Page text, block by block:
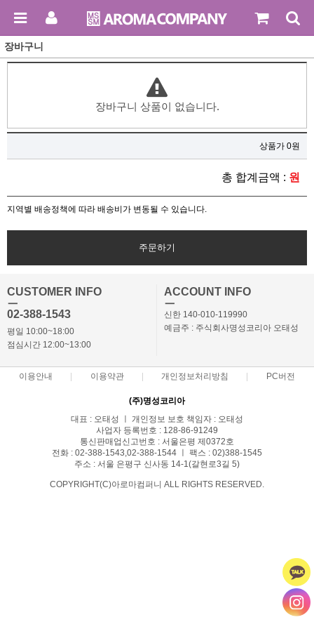
장바구니
장바구니 상품이 없습니다.
상품가 0원
총 합계금액 : 원
지역별 배송정책에 따라 배송비가 변동될 수 있습니다.
주문하기
CUSTOMER INFO
ㅡ
02-388-1543
평일 10:00~18:00
점심시간 12:00~13:00
ACCOUNT INFO
ㅡ
신한 140-010-119990
예금주 : 주식회사명성코리아 오태성
이용안내 이용약관 개인정보처리방침 PC버전
(주)명성코리아
대표 : 오태성 ㅣ 개인정보 보호 책임자 : 오태성
사업자 등록번호 : 128-86-91249
통신판매업신고번호 : 서울은평 제0372호
전화 : 02-388-1543,02-388-1544 ㅣ 팩스 : 02)388-1545
주소 : 서울 은평구 신사동 14-1(갈현로3길 5)
COPYRIGHT(C)아로마컴퍼니 ALL RIGHTS RESERVED.